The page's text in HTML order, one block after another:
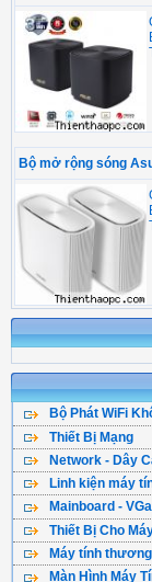
Bộ Phát WiFi
Bộ Phát WiFi TPLink
WiFi Tenda - DLink
WiFi Totolink - Hik
WiFi Mercusys
WiFi Asus
Wifi Ruijie
Thiết Bị Mạng
WiFi Mesh
WiFi Gắn Trần
Kích Sóng WiFi
WiFi Router 4G
Thu WiFi-Cạc Mạng
Network - Dây
Cáp Mạng ( Cuộn )
Cân Bằng Tải
Hạt Bấm Mạng
Patch Panel
Linh kiện máy
CPU - Bộ vi xử lý
Ổ Cứng SSD
HDD - Ổ đĩa cứng
Mainboard - VGa
Main Asus
Main Asrock
Thiết Bị Cho
Bàn Phím Máy Tính
Máy tính
Máy Tính Dell
Màn Hình Máy
Bộ mở rộng sóng